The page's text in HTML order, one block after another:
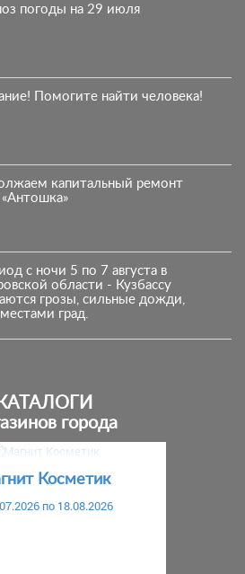
погоды на 29 июля
Помогите найти человека!
капитальный ремонт
«Антошка»
с ночи 5 по 7 августа в
области - Кузбассу
грозы, сильные дожди,
град.
КАТАЛОГИ
города
Косметик
по 18.08.2026